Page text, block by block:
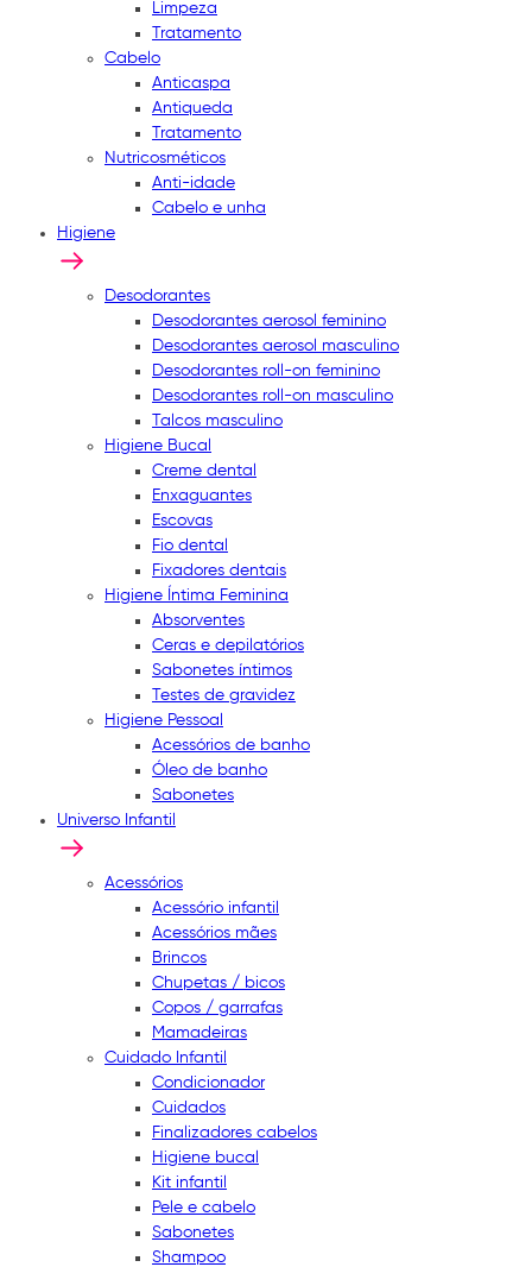
Limpeza
Tratamento
Cabelo
Anticaspa
Antiqueda
Tratamento
Nutricosméticos
Anti-idade
Cabelo e unha
Higiene
Desodorantes
Desodorantes aerosol feminino
Desodorantes aerosol masculino
Desodorantes roll-on feminino
Desodorantes roll-on masculino
Talcos masculino
Higiene Bucal
Creme dental
Enxaguantes
Escovas
Fio dental
Fixadores dentais
Higiene Íntima Feminina
Absorventes
Ceras e depilatórios
Sabonetes íntimos
Testes de gravidez
Higiene Pessoal
Acessórios de banho
Óleo de banho
Sabonetes
Universo Infantil
Acessórios
Acessório infantil
Acessórios mães
Brincos
Chupetas / bicos
Copos / garrafas
Mamadeiras
Cuidado Infantil
Condicionador
Cuidados
Finalizadores cabelos
Higiene bucal
Kit infantil
Pele e cabelo
Sabonetes
Shampoo